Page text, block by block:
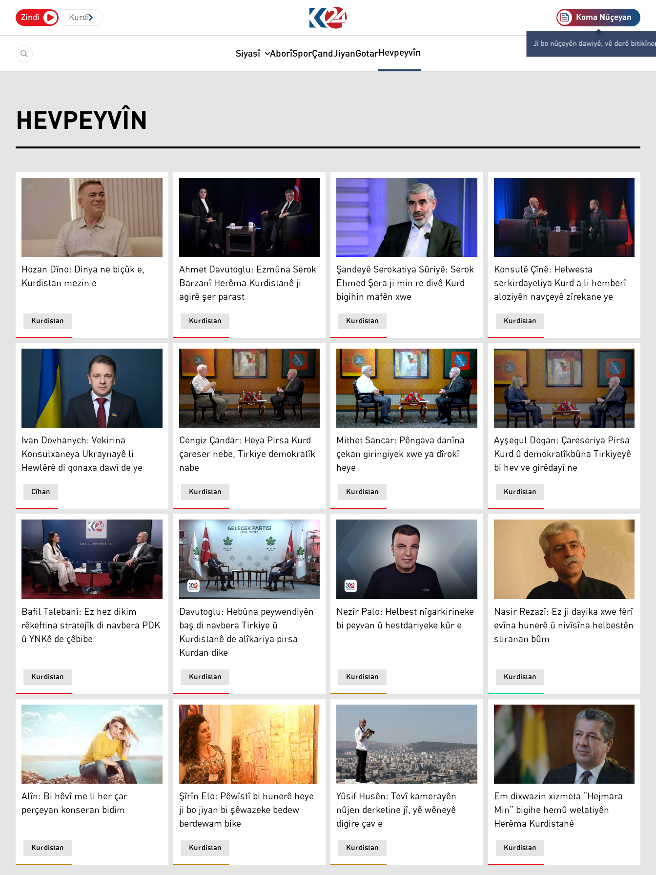
Zindî Kurdî Koma Nûçeyan
Ji bo nûçeyên dawiyê, vê derê bitikîne
Siyasî AborîSporÇandJiyanGotarHevpeyvîn
HEVPEYVÎN
Hozan Dîno: Dinya ne biçûk e, Kurdistan mezin e
Kurdistan
Hozan Dîno: Dinya ne biçûk e,
Kurdistan mezin e
Ahmet Davutoglu: Ezmûna Serok Barzanî Herêma Kurdistanê ji agirê şer parast
Kurdistan
Ahmet Davutoglu: Ezmûna Serok
Barzanî Herêma Kurdistanê ji
agirê şer parast
Şandeyê Serokatiya Sûriyê: Serok Ehmed Şera ji min re divê Kurd bigihin mafên xwe
Kurdistan
Şandeyê Serokatiya Sûriyê: Serok
Ehmed Şera ji min re divê Kurd
bigihin mafên xwe
Konsulê Çînê: Helwesta serkirdayetiya
Kurdistan
Konsulê Çînê: Helwesta
serkirdayetiya Kurd a li hemberî
aloziyên navçeyê zîrekane ye
Ivan Dovhanych: Vekirina Konsulxaneya Ukraynayê li Hewlêrê di qonaxa dawî de ye
Cîhan
Ivan Dovhanych: Vekirina
Konsulxaneya Ukraynayê li
Hewlêrê di qonaxa dawî de ye
Cengiz Çandar: Heya Pirsa Kurd çareser nebe, Tirkiye demokratîk nabe
Kurdistan
Cengiz Çandar: Heya Pirsa Kurd
çareser nebe, Tirkiye demokratîk
nabe
Mithet Sancar û Cemal Batun
Kurdistan
Mithet Sancar: Pêngava danîna
çekan giringiyek xwe ya dîrokî
heye
Ayşegul Dogan: Çareseriya Pirsa Kurd û
Kurdistan
Ayşegul Dogan: Çareseriya Pirsa
Kurd û demokratîkbûna Tirkiyeyê
bi hev ve girêdayî ne
Bafil Talebanî: Ez hez dikim rêkeftina stratejîk di navbera PDK û YNKê de çêbibe
Kurdistan
Bafil Talebanî: Ez hez dikim
rêkeftina stratejîk di navbera PDK
û YNKê de çêbibe
Davutoglu: Hebûna peywendiyên baş di navbera Tirkiye û Kurdistanê de alîkariya pirsa Kurdan dike
Kurdistan
Davutoglu: Hebûna peywendiyên
baş di navbera Tirkiye û
Kurdistanê de alîkariya pirsa
Kurdan dike
Nezîr Palo: Helbest nîgarkirineke bi peyvan û hestdariyeke kûr e
Kurdistan
Nezîr Palo: Helbest nîgarkirineke
bi peyvan û hestdariyeke kûr e
Nasir Rezazî: Ez ji dayika xwe fêrî evîna
Kurdistan
Nasir Rezazî: Ez ji dayika xwe fêrî
evîna hunerê û nivîsîna helbestên
stiranan bûm
Alîn: Bi hêvî me li her çar perçeyan konseran bidim
Kurdistan
Alîn: Bi hêvî me li her çar
perçeyan konseran bidim
Şîrîn Elo: Pêwîstî bi hunerê heye ji bo jiyan bi şêwazeke bedew berdewam bike
Kurdistan
Şîrîn Elo: Pêwîstî bi hunerê heye
ji bo jiyan bi şêwazeke bedew
berdewam bike
Yûsif Husên
Kurdistan
Yûsif Husên: Tevî kamerayên
nûjen derketine jî, yê wêneyê
digire çav e
Em dixwazin xizmeta “Hejmara Min”
Kurdistan
Em dixwazin xizmeta “Hejmara
Min” bigihe hemû welatiyên
Herêma Kurdistanê